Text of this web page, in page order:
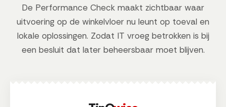
De Performance Check maakt zichtbaar waar
uitvoering op de winkelvloer nu leunt op toeval en
lokale oplossingen. Zodat IT vroeg betrokken is bij
een besluit dat later beheersbaar moet blijven.